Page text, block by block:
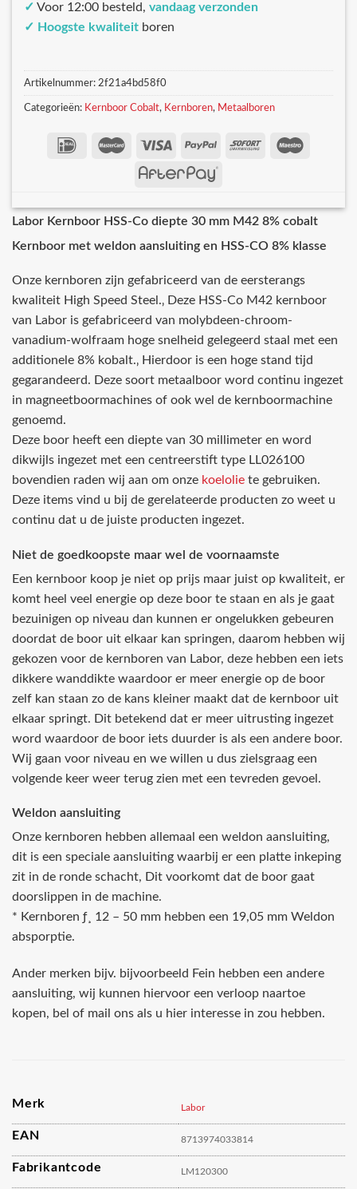
✓ Voor 12:00 besteld, vandaag verzonden
✓ Hoogste kwaliteit boren
Artikelnummer: 2f21a4bd58f0
Categorieën: Kernboor Cobalt, Kernboren, Metaalboren
Labor Kernboor HSS-Co diepte 30 mm M42 8% cobalt
Kernboor met weldon aansluiting en HSS-CO 8% klasse
Onze kernboren zijn gefabriceerd van de eersterangs
kwaliteit High Speed Steel.‚ Deze HSS-Co M42 kernboor
van Labor is gefabriceerd van molybdeen-chroom-
vanadium-wolfraam hoge snelheid gelegeerd staal met een
additionele 8% kobalt.‚ Hierdoor is een hoge stand tijd
gegarandeerd. Deze soort metaalboor word continu ingezet
in magneetboormachines of ook wel de kernboormachine
genoemd.
Deze boor heeft een diepte van 30 millimeter en word
dikwijls ingezet met een centreerstift type LL026100
bovendien raden wij aan om onze koelolie te gebruiken.
Deze items vind u bij de gerelateerde producten zo weet u
continu dat u de juiste producten ingezet.
Niet de goedkoopste maar wel de voornaamste
Een kernboor koop je niet op prijs maar juist op kwaliteit, er
komt heel veel energie op deze boor te staan en als je gaat
bezuinigen op niveau dan kunnen er ongelukken gebeuren
doordat de boor uit elkaar kan springen, daarom hebben wij
gekozen voor de kernboren van Labor, deze hebben een iets
dikkere wanddikte waardoor er meer energie op de boor
zelf kan staan zo de kans kleiner maakt dat de kernboor uit
elkaar springt. Dit betekend dat er meer uitrusting ingezet
word waardoor de boor iets duurder is als een andere boor.
Wij gaan voor niveau en we willen u dus zielsgraag een
volgende keer weer terug zien met een tevreden gevoel.
Weldon aansluiting
Onze kernboren hebben allemaal een weldon aansluiting,
dit is een speciale aansluiting waarbij er een platte inkeping
zit in de ronde schacht, Dit voorkomt dat de boor gaat
doorslippen in de machine.
* Kernboren ƒ¸ 12 – 50 mm hebben een 19,05 mm Weldon
absporptie.
Ander merken bijv. bijvoorbeeld Fein hebben een andere
aansluiting, wij kunnen hiervoor een verloop naartoe
kopen, bel of mail ons als u hier interesse in zou hebben.
Merk Labor
EAN 8713974033814
Fabrikantcode LM120300